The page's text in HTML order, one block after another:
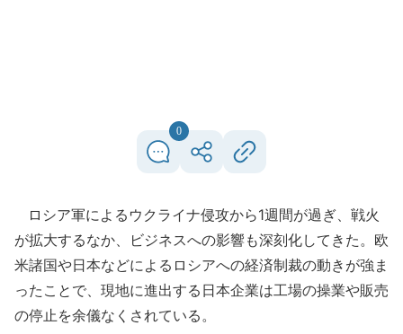
0
ロシア軍によるウクライナ侵攻から1週間が過ぎ、戦火
が拡大するなか、ビジネスへの影響も深刻化してきた。欧
米諸国や日本などによるロシアへの経済制裁の動きが強ま
ったことで、現地に進出する日本企業は工場の操業や販売
の停止を余儀なくされている。